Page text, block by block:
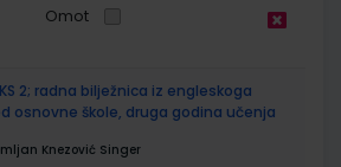
Omot
2; radna bilježnica iz engleskoga
osnovne škole, druga godina učenja
Knezović Singer